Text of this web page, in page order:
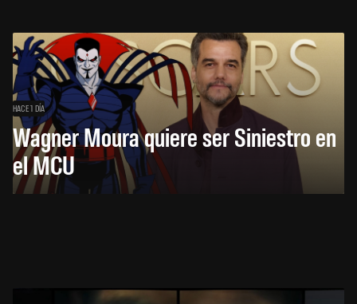
HACE 1 DÍA
Wagner Moura quiere ser Siniestro en
el MCU